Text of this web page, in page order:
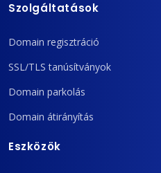
Szolgáltatások
Domain regisztráció
SSL/TLS tanúsítványok
Domain parkolás
Domain átirányítás
Eszközök